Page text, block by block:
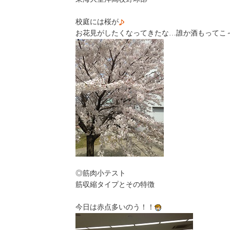
校庭には桜が
お花見がしたくなってきたな…誰か酒もってこ
◎筋肉小テスト
筋収縮タイプとその特徴
今日は赤点多いのう！！